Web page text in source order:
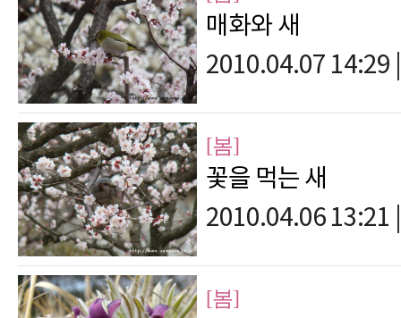
매화와 새
2010.04.07 14:29
[봄]
꽃을 먹는 새
2010.04.06 13:21
[봄]